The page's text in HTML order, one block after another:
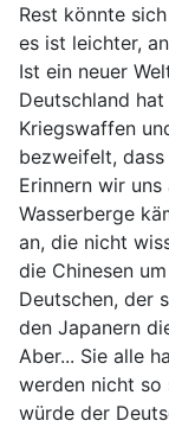
Rest könnte
es ist leichter,
Ist ein neuer
Deutschland
Kriegswaffen
bezweifelt, dass
Erinnern wir
Wasserberge
an, die nicht
die Chinesen
Deutschen, der
den Japanern
Aber... Sie alle
werden nicht so
würde der